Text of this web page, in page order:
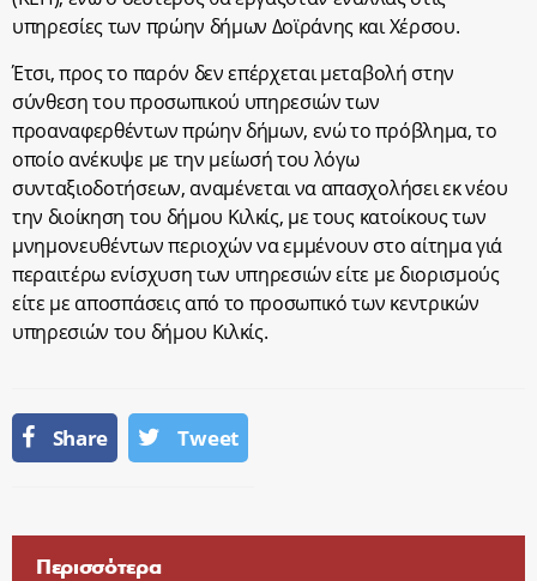
υπηρεσίες των πρώην δήμων Δοϊράνης και Χέρσου.
Έτσι, προς το παρόν δεν επέρχεται μεταβολή στην
σύνθεση του προσωπικού υπηρεσιών των
προαναφερθέντων πρώην δήμων, ενώ το πρόβλημα, το
οποίο ανέκυψε με την μείωσή του λόγω
συνταξιοδοτήσεων, αναμένεται να απασχολήσει εκ νέου
την διοίκηση του δήμου Κιλκίς, με τους κατοίκους των
μνημονευθέντων περιοχών να εμμένουν στο αίτημα γιά
περαιτέρω ενίσχυση των υπηρεσιών είτε με διορισμούς
είτε με αποσπάσεις από το προσωπικό των κεντρικών
υπηρεσιών του δήμου Κιλκίς.
Share Tweet
Περισσότερα